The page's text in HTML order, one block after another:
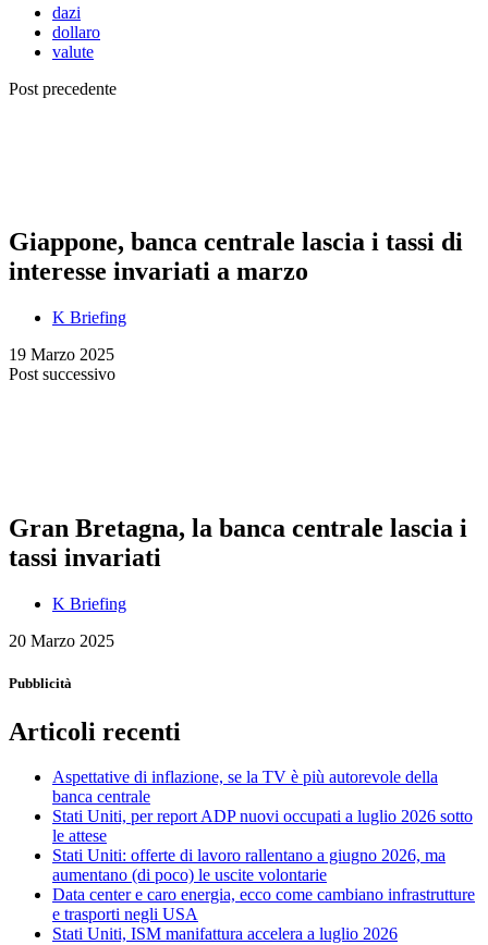
dazi
dollaro
valute
Post precedente
Giappone, banca centrale lascia i tassi di
interesse invariati a marzo
K Briefing
19 Marzo 2025
Post successivo
Gran Bretagna, la banca centrale lascia i
tassi invariati
K Briefing
20 Marzo 2025
Pubblicità
Articoli recenti
Aspettative di inflazione, se la TV è più autorevole della
banca centrale
Stati Uniti, per report ADP nuovi occupati a luglio 2026 sotto
le attese
Stati Uniti: offerte di lavoro rallentano a giugno 2026, ma
aumentano (di poco) le uscite volontarie
Data center e caro energia, ecco come cambiano infrastrutture
e trasporti negli USA
Stati Uniti, ISM manifattura accelera a luglio 2026